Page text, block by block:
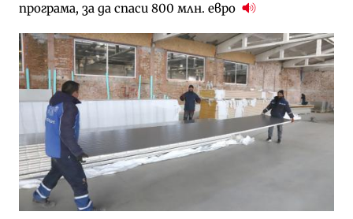
програма, за да спаси 800 млн. евро